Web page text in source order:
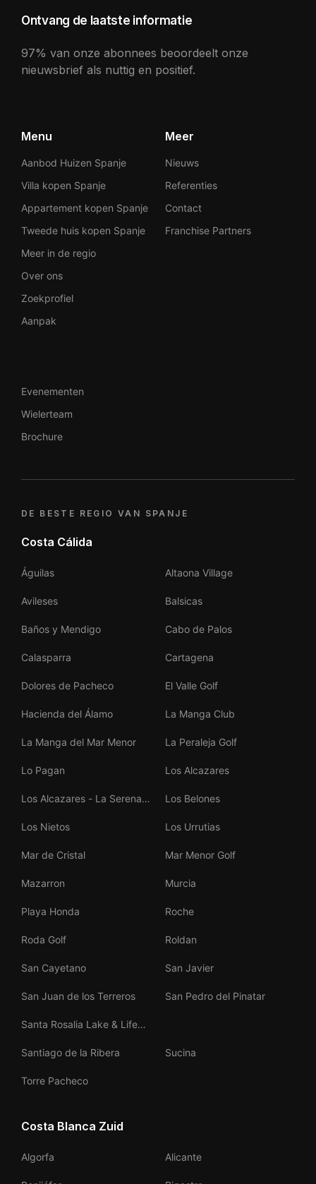
Ontvang de laatste informatie
97% van onze abonnees beoordeelt onze
nieuwsbrief als nuttig en positief.
Menu
Aanbod Huizen Spanje
Villa kopen Spanje
Appartement kopen Spanje
Tweede huis kopen Spanje
Meer in de regio
Over ons
Zoekprofiel
Aanpak
Meer
Nieuws
Referenties
Contact
Franchise Partners
Evenementen
Wielerteam
Brochure
DE BESTE REGIO VAN SPANJE
Costa Cálida
Águilas Altaona Village
Avileses Balsicas
Baños y Mendigo Cabo de Palos
Calasparra Cartagena
Dolores de Pacheco El Valle Golf
Hacienda del Álamo La Manga Club
La Manga del Mar Menor La Peraleja Golf
Lo Pagan Los Alcazares
Los Alcazares - La Serena
Los Belones
Los Nietos Los Urrutias
Mar de Cristal Mar Menor Golf
Mazarron Murcia
Playa Honda Roche
Roda Golf Roldan
San Cayetano San Javier
San Juan de los Terreros San Pedro del Pinatar
Santa Rosalia Lake & Life
Santiago de la Ribera
Sucina
Torre Pacheco
Costa Blanca Zuid
Algorfa Alicante